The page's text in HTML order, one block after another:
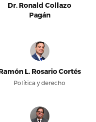
Dr. Ronald Collazo
Pagán
L. Rosario Cortés
Política y derecho